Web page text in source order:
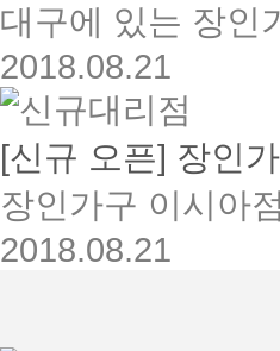
대구에 있는 장인
2018.08.21
[신규 오픈] 장인
장인가구 이시아
2018.08.21